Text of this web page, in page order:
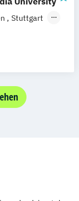
Media
Stuttgart